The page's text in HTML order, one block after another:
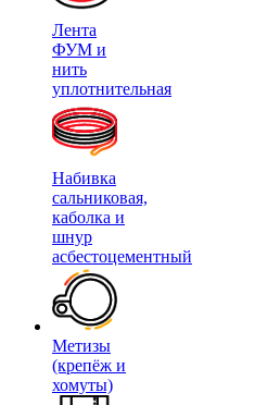
Лента
ФУМ и
нить
уплотнительная
Набивка
сальниковая,
каболка и
шнур
асбестоцементный
Метизы
(крепёж и
хомуты)